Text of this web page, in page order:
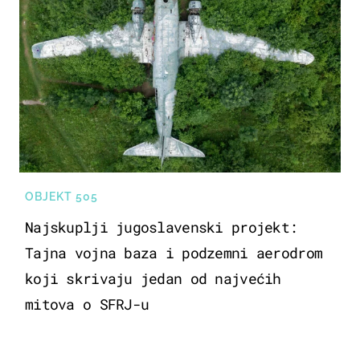
OBJEKT 505
Najskuplji jugoslavenski projekt:
Tajna vojna baza i podzemni aerodrom
koji skrivaju jedan od najvećih
mitova o SFRJ-u